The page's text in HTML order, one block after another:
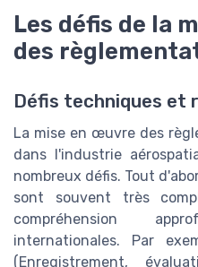
Les défis de la
des
Défis techniques et
La mise en œuvre des
dans l'industrie
nombreux défis. Tout
sont souvent très
compréhension
internationales. Par
(Enregistrement,